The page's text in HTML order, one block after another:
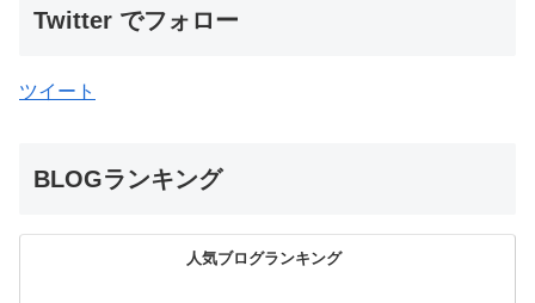
Twitter でフォロー
ツイート
BLOGランキング
人気ブログランキング